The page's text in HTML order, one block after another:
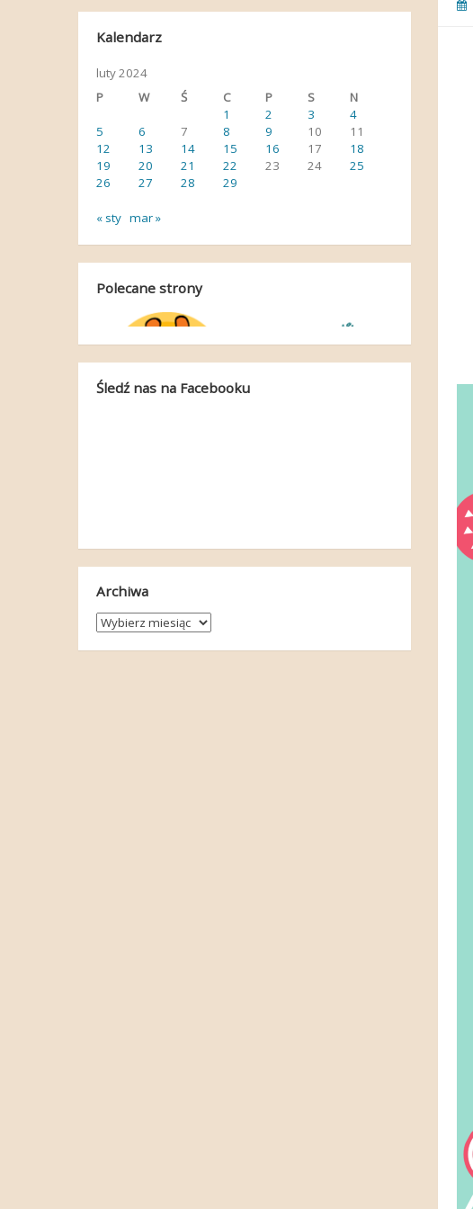
Kalendarz
luty 2024
P
W Ś C P S
N
1
2 3
4
5
6 7 8 9 10
11
12
13 14 15 16 17
18
19
20 21 22 23 24
25
26
27 28 29
« sty mar »
Polecane strony
Śledź nas na Facebooku
Archiwa
Archiwa